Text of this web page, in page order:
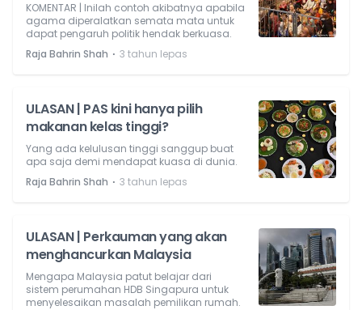
KOMENTAR | Inilah contoh akibatnya apabila
agama diperalatkan semata mata untuk
dapat pengaruh politik hendak berkuasa.
Raja Bahrin Shah ⋅ 3 tahun lepas
ULASAN | PAS kini hanya pilih
makanan kelas tinggi?
Yang ada kelulusan tinggi sanggup buat
apa saja demi mendapat kuasa di dunia.
Raja Bahrin Shah ⋅ 3 tahun lepas
ULASAN | Perkauman yang akan
menghancurkan Malaysia
Mengapa Malaysia patut belajar dari
sistem perumahan HDB Singapura untuk
menyelesaikan masalah pemilikan rumah.